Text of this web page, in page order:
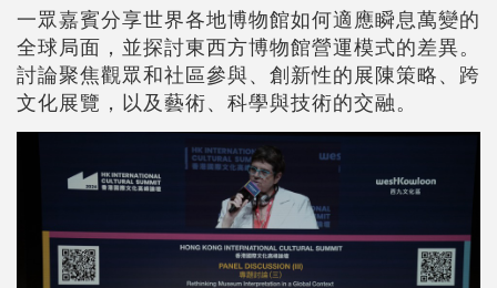
一眾嘉賓分享世界各地博物館如何適應瞬息萬變的
全球局面，並探討東西方博物館營運模式的差異。
討論聚焦觀眾和社區參與、創新性的展陳策略、跨
文化展覽，以及藝術、科學與技術的交融。